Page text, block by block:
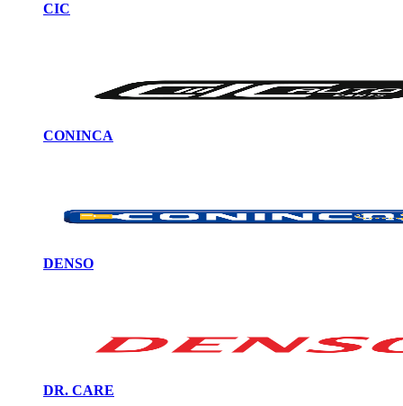
CIC
CONINCA
DENSO
DR. CARE